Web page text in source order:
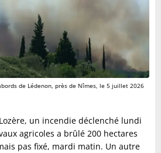
de Lédenon, près de Nîmes, le 5 juillet 2026
un incendie déclenché lundi
agricoles a brûlé 200 hectares
pas fixé, mardi matin. Un autre